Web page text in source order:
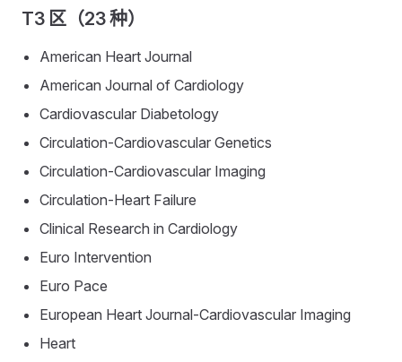
T3 区（23 种）
American Heart Journal
American Journal of Cardiology
Cardiovascular Diabetology
Circulation-Cardiovascular Genetics
Circulation-Cardiovascular Imaging
Circulation-Heart Failure
Clinical Research in Cardiology
Euro Intervention
Euro Pace
European Heart Journal-Cardiovascular Imaging
Heart